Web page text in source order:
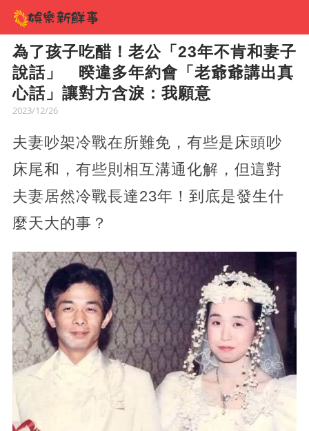
為了孩子吃醋！老公「23年不肯和妻子
說話」 暌違多年約會「老爺爺講出真
心話」讓對方含淚：我願意
2023/12/26
夫妻吵架冷戰在所難免，有些是床頭吵
床尾和，有些則相互溝通化解，但這對
夫妻居然冷戰長達23年！到底是發生什
麼天大的事？